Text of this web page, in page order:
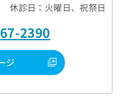
休診日：火曜日、祝祭日
2390
ジ